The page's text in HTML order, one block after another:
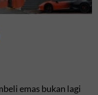
emas bukan lagi